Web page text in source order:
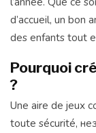
d’accueil, un
des enfants tout
Pourquoi
?
Une aire de jeux
toute sécurité,